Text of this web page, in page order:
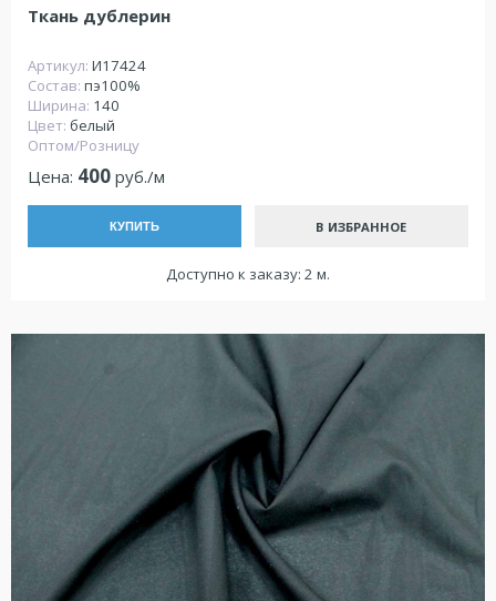
Ткань дублерин
Артикул: И17424
Состав: пэ100%
Ширина: 140
Цвет: белый
Оптом/Розницу
Цена: 400 руб./м
КУПИТЬ В ИЗБРАННОЕ
Доступно к заказу: 2 м.